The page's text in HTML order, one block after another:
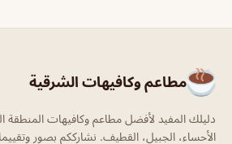
مطاعم وكافيهات الشرقية
دليلك المفيد لأفضل مطاعم وكافيهات المنطقة
الأحساء، الجبيل، القطيف. نشارككم بصور